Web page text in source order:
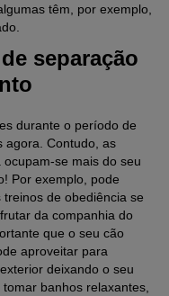
têm, por exemplo,
separação
durante o período de
agora. Contudo, as
se mais do seu
Por exemplo, pode
de obediência se
da companhia do
que o seu cão
aproveitar para
deixando o seu
banhos relaxantes,